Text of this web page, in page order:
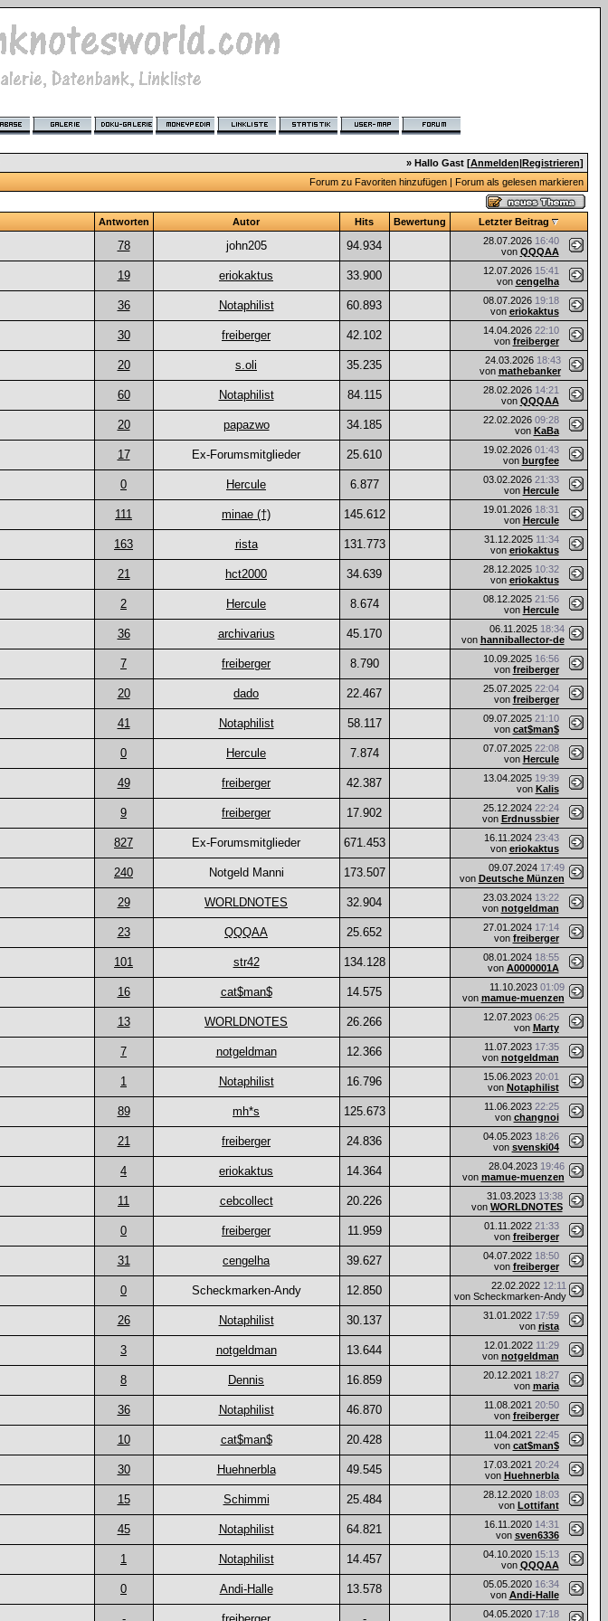
» Hallo Gast [Anmelden|Registrieren]
Forum zu Favoriten hinzufügen| Forum als gelesen markieren
Antworten Autor Hits Bewertung Letzter Beitrag
78 john205 94.934 28.07.2026 16:40
von QQQAA
19 eriokaktus 33.900 12.07.2026 15:41
von cengelha
36 Notaphilist 60.893 08.07.2026 19:18
von eriokaktus
30 freiberger 42.102 14.04.2026 22:10
von freiberger
20 s.oli 35.235 24.03.2026 18:43
von mathebanker
60 Notaphilist 84.115 28.02.2026 14:21
von QQQAA
20 papazwo 34.185 22.02.2026 09:28
von KaBa
17 Ex-Forumsmitglieder 25.610 19.02.2026 01:43
von burgfee
0 Hercule 6.877 03.02.2026 21:33
von Hercule
111 minae (†) 145.612 19.01.2026 18:31
von Hercule
163 rista 131.773 31.12.2025 11:34
von eriokaktus
21 hct2000 34.639 28.12.2025 10:32
von eriokaktus
2 Hercule 8.674 08.12.2025 21:56
von Hercule
36 archivarius 45.170 06.11.2025 18:34
von hanniballector-de
7 freiberger 8.790 10.09.2025 16:56
von freiberger
20 dado 22.467 25.07.2025 22:04
von freiberger
41 Notaphilist 58.117 09.07.2025 21:10
von cat$man$
0 Hercule 7.874 07.07.2025 22:08
von Hercule
49 freiberger 42.387 13.04.2025 19:39
von Kalis
9 freiberger 17.902 25.12.2024 22:24
von Erdnussbier
827 Ex-Forumsmitglieder 671.453 16.11.2024 23:43
von eriokaktus
240 Notgeld Manni 173.507 09.07.2024 17:49
von Deutsche Münzen
29 WORLDNOTES 32.904 23.03.2024 13:22
von notgeldman
23 QQQAA 25.652 27.01.2024 17:14
von freiberger
101 str42 134.128 08.01.2024 18:55
von A0000001A
16 cat$man$ 14.575 11.10.2023 01:09
von mamue-muenzen
13 WORLDNOTES 26.266 12.07.2023 06:25
von Marty
7 notgeldman 12.366 11.07.2023 17:35
von notgeldman
1 Notaphilist 16.796 15.06.2023 20:01
von Notaphilist
89 mh*s 125.673 11.06.2023 22:25
von changnoi
21 freiberger 24.836 04.05.2023 18:26
von svenski04
4 eriokaktus 14.364 28.04.2023 19:46
von mamue-muenzen
11 cebcollect 20.226 31.03.2023 13:38
von WORLDNOTES
0 freiberger 11.959 01.11.2022 21:33
von freiberger
31 cengelha 39.627 04.07.2022 18:50
von freiberger
0 Scheckmarken-Andy 12.850 22.02.2022 12:11
von Scheckmarken-Andy
26 Notaphilist 30.137 31.01.2022 17:59
von rista
3 notgeldman 13.644 12.01.2022 11:29
von notgeldman
8 Dennis 16.859 20.12.2021 18:27
von maria
36 Notaphilist 46.870 11.08.2021 20:50
von freiberger
10 cat$man$ 20.428 11.04.2021 22:45
von cat$man$
30 Huehnerbla 49.545 17.03.2021 20:24
von Huehnerbla
15 Schimmi 25.484 28.12.2020 18:03
von Lottifant
45 Notaphilist 64.821 16.11.2020 14:31
von sven6336
1 Notaphilist 14.457 04.10.2020 15:13
von QQQAA
0 Andi-Halle 13.578 05.05.2020 16:34
von Andi-Halle
04.05.2020 17:18